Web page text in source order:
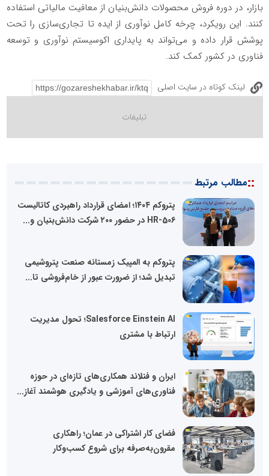
بازار، در دوره فروش محصولات دانش‌بنیان از معافیت مالیاتی استفاده
کنند. این رویکرد، چرخه کامل نوآوری از ایده تا تجاری‌سازی را تحت
پوشش قرار داده و می‌تواند به پایداری اکوسیستم نوآوری و توسعه
فناوری در کشور کمک کند.
لینک کوتاه در سایت اصلی
::مطالب مرتبط
پتروکم ۱۴۰۴؛ امضای قرارداد راهبردی کاتالیست
HR-506 در حضور ۲۰۰ شرکت دانش‌بنیان و...
پتروکم به المپیک زمستانه صنعت پتروشیمی
تبدیل شد؛ از ضرورت عبور از خام‌فروشی تا...
Salesforce Einstein AI؛ تحول مدیریت
ارتباط با مشتری
ایران و فنلاند همکاری‌های تازه‌ای در حوزه
فناوری‌های آموزشی و یادگیری هوشمند آغاز...
فضای کار اشتراکی در عمان؛ راهکاری
مقرون‌به‌صرفه برای شروع کسب‌وکار